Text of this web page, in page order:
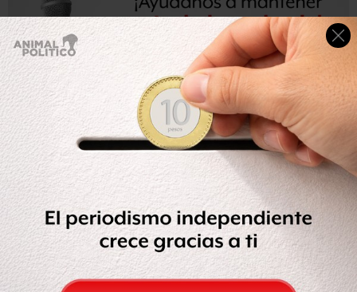
Las autoridades nicaragüenses no han confirmado aún la
salida de los extranjeros.
La Fiscalía de Nicaragua descartó presentar cargos